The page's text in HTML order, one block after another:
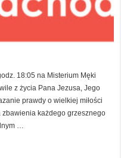
18:05 na Misterium Męki
z życia Pana Jezusa, Jego
prawdy o wielkiej miłości
zbawienia każdego grzesznego
…